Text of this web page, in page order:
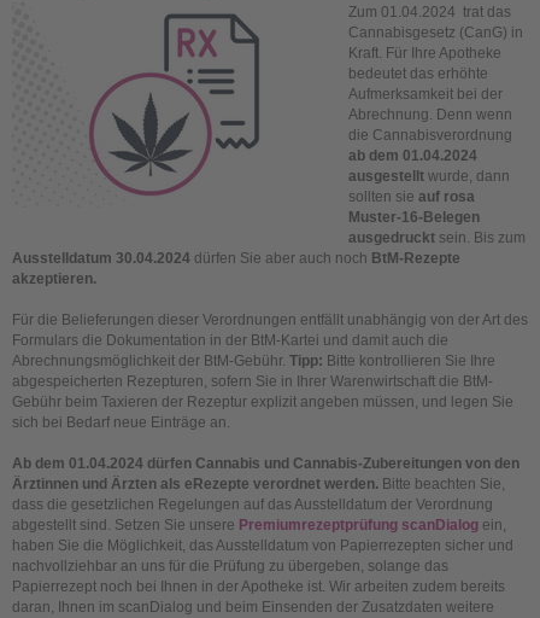
Zum 01.04.2024 trat das
Cannabisgesetz (CanG) in
Kraft. Für Ihre Apotheke
bedeutet das erhöhte
Aufmerksamkeit bei der
Abrechnung. Denn wenn
die Cannabisverordnung
ab dem 01.04.2024
ausgestellt wurde, dann
sollten sie auf rosa
Muster-16-Belegen
ausgedruckt sein. Bis zum
Ausstelldatum 30.04.2024 dürfen Sie aber auch noch BtM-Rezepte
akzeptieren.
Für die Belieferungen dieser Verordnungen entfällt unabhängig von der Art des
Formulars die Dokumentation in der BtM-Kartei und damit auch die
Abrechnungsmöglichkeit der BtM-Gebühr. Tipp: Bitte kontrollieren Sie Ihre
abgespeicherten Rezepturen, sofern Sie in Ihrer Warenwirtschaft die BtM-
Gebühr beim Taxieren der Rezeptur explizit angeben müssen, und legen Sie
sich bei Bedarf neue Einträge an.
Ab dem 01.04.2024 dürfen Cannabis und Cannabis-Zubereitungen von den
Ärztinnen und Ärzten als eRezepte verordnet werden. Bitte beachten Sie,
dass die gesetzlichen Regelungen auf das Ausstelldatum der Verordnung
abgestellt sind. Setzen Sie unsere Premiumrezeptprüfung scanDialog ein,
haben Sie die Möglichkeit, das Ausstelldatum von Papierrezepten sicher und
nachvollziehbar an uns für die Prüfung zu übergeben, solange das
Papierrezept noch bei Ihnen in der Apotheke ist. Wir arbeiten zudem bereits
daran, Ihnen im scanDialog und beim Einsenden der Zusatzdaten weitere